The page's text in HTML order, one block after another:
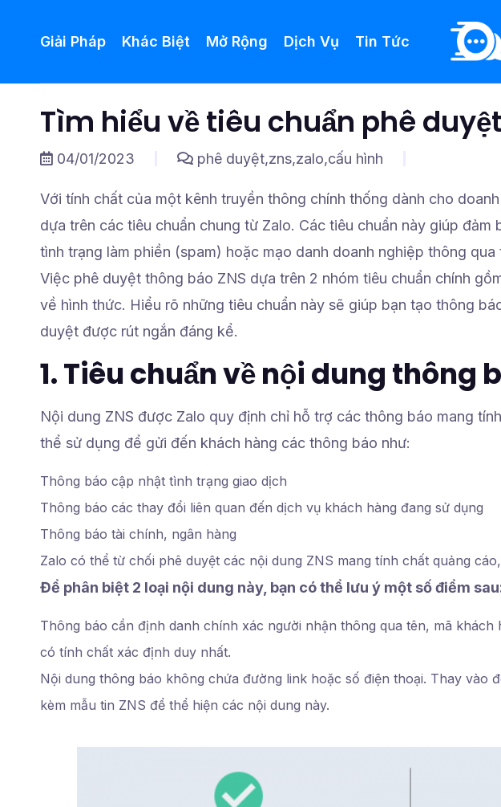
Giải Pháp Khác Biệt Mở Rộng Dịch Vụ Tin Tức
Tìm hiểu về tiêu chuẩn phê
04/01/2023 phê duyệt,zns,zalo,cấu hình
Với tính chất của một kênh truyền thông chính thống dành cho
dựa trên các tiêu chuẩn chung từ Zalo. Các tiêu chuẩn này giúp
tình trạng làm phiền (spam) hoặc mạo danh doanh nghiệp thông qua
Việc phê duyệt thông báo ZNS dựa trên 2 nhóm tiêu chuẩn chính
về hình thức. Hiểu rõ những tiêu chuẩn này sẽ giúp bạn tạo thông
duyệt được rút ngắn đáng kể.
1. Tiêu chuẩn về nội dung thông
Nội dung ZNS được Zalo quy định chỉ hỗ trợ các thông báo mang
thể sử dụng để gửi đến khách hàng các thông báo như:
Thông báo cập nhật tình trạng giao dịch
Thông báo các thay đổi liên quan đến dịch vụ khách hàng đang sử dụng
Thông báo tài chính, ngân hàng
Zalo có thể từ chối phê duyệt các nội dung ZNS mang tính chất quảng
Để phân biệt 2 loại nội dung này, bạn có thể lưu ý một số điểm
Thông báo cần định danh chính xác người nhận thông qua tên, mã
có tính chất xác định duy nhất.
Nội dung thông báo không chứa đường link hoặc số điện thoại. Thay vào
kèm mẫu tin ZNS để thể hiện các nội dung này.